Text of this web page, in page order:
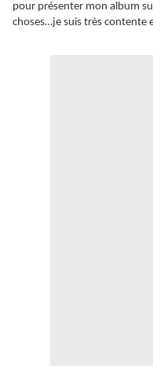
pour présenter mon album
choses…je suis très contente